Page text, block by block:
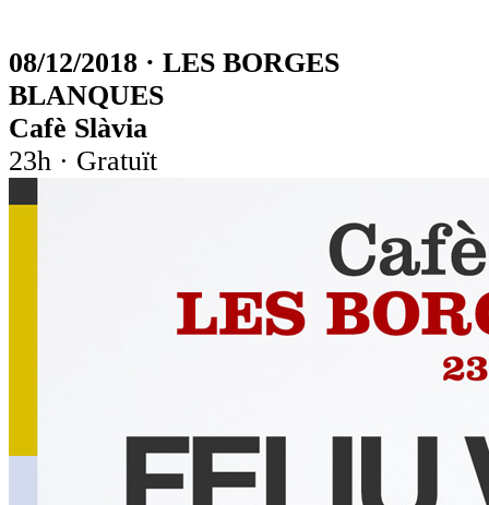
08/12/2018 · LES BORGES
BLANQUES
Cafè Slàvia
23h · Gratuït